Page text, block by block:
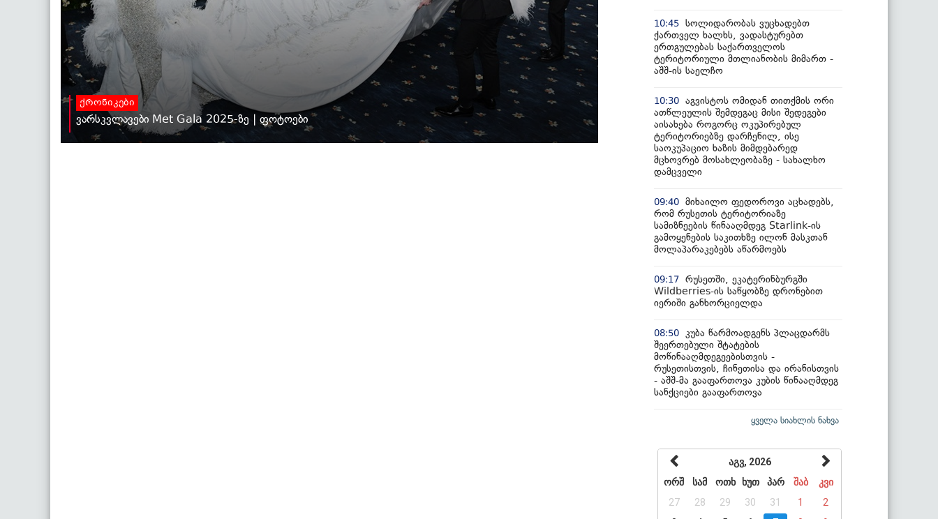
ქრონიკები
ვარსკვლავები Met Gala 2025-ზე | ფოტოები
10:45 სოლიდარობას ვუცხადებთ
ქართველ ხალხს, ვადასტურებთ
ერთგულებას საქართველოს
ტერიტორიული მთლიანობის მიმართ -
აშშ-ის საელჩო
10:30 აგვისტოს ომიდან თითქმის ორი
ათწლეულის შემდეგაც მისი შედეგები
აისახება როგორც ოკუპირებულ
ტერიტორიებზე დარჩენილ, ისე
საოკუპაციო ხაზის მიმდებარედ
მცხოვრებ მოსახლეობაზე - სახალხო
დამცველი
09:40 მიხაილო ფედოროვი აცხადებს,
რომ რუსეთის ტერიტორიაზე
სამიზნეების წინააღმდეგ Starlink-ის
გამოყენების საკითხზე ილონ მასკთან
მოლაპარაკებებს აწარმოებს
09:17 რუსეთში, ეკატერინბურგში
Wildberries-ის საწყობზე დრონებით
იერიში განხორციელდა
08:50 კუბა წარმოადგენს პლაცდარმს
შეერთებული შტატების
მოწინააღმდეგეებისთვის -
რუსეთისთვის, ჩინეთისა და ირანისთვის
- აშშ-მა გააფართოვა კუბის წინააღმდეგ
სანქციები გააფართოვა
ყველა სიახლის ნახვა
აგვ, 2026
ორშ
სამ ოთხ ხუთ პარ შაბ
კვი
27
28 29 30 31 1
2